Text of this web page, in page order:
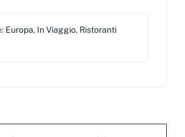
Europa, In Viaggio, Ristoranti